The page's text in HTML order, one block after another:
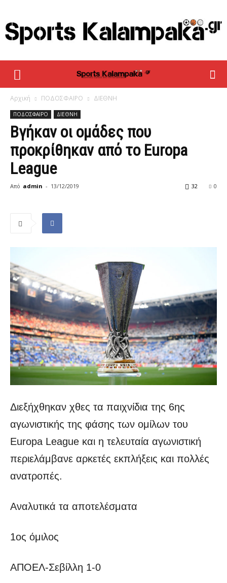
sportskalampaka
Αρχική ΠΟΔΟΣΦΑΙΡΟ ΔΙΕΘΝΗ
ΠΟΔΟΣΦΑΙΡΟ ΔΙΕΘΝΗ
Βγήκαν οι ομάδες που
προκρίθηκαν από το Europa
League
Από admin - 13/12/2019 0
32
Διεξήχθηκαν χθες τα παιχνίδια της 6ης
αγωνιστικής της φάσης των ομίλων του
Europa League και η τελευταία αγωνιστική
περιελάμβανε αρκετές εκπλήξεις και πολλές
ανατροπές.
Αναλυτικά τα αποτελέσματα
1ος όμιλος
ΑΠΟΕΛ-Σεβίλλη 1-0